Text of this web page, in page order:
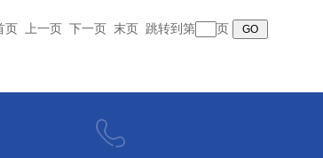
页 上一页 下一页 末页 跳转到第 页